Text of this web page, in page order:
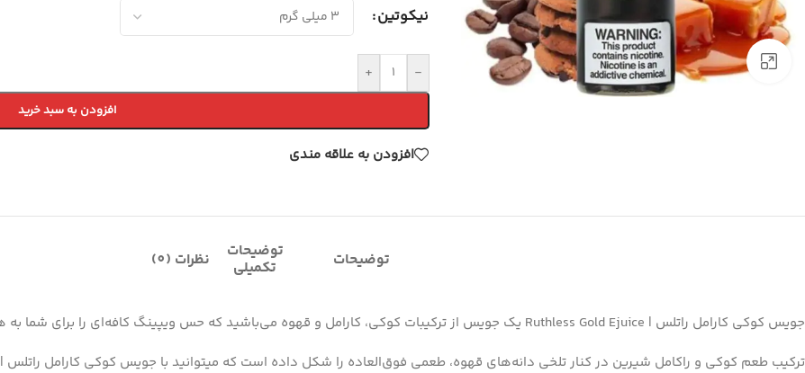
برای بزرگنمایی کلیک کنید
نیکوتین
-
+
افزودن به سبد خرید
افزودن به علاقه مندی
توضیحات توضیحات
تکمیلی نظرات (0)
جویس کوکی کارامل راتلس | Ruthless Gold Ejuice یک جویس از ترکیبات کوکی، کارامل و قهوه می‌باشید که حس ویپینگ کافه‌ای را برای شما به همراه خواهد داشت.
ترکیب طعم کوکی و راکامل شیرین در کنار تلخی دانه‌های قهوه، طعمی فوق‌العاده را شکل داده است که میتوانید با جویس کوکی کارامل راتلس | Ruthless Gold Ejuice آن را عمیق تجربه کنید.